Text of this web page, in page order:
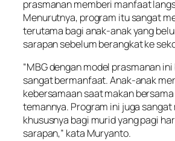
prasmanan memberi manfaat
Menurutnya, program itu sangat
terutama bagi anak-anak yang
sarapan sebelum berangkat ke
“MBG dengan model prasmanan
sangat bermanfaat. Anak-anak
kebersamaan saat makan
temannya. Program ini juga
khususnya bagi murid yang pagi
sarapan,” kata Muryanto.